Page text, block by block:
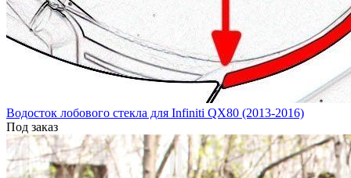
Водосток лобового стекла для Infiniti QX80 (2013-2016)
Под заказ